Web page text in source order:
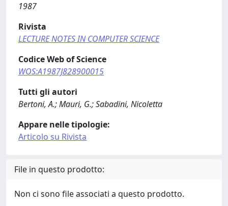
1987
Rivista
LECTURE NOTES IN COMPUTER SCIENCE
Codice Web of Science
WOS:A1987J828900015
Tutti gli autori
Bertoni, A.; Mauri, G.; Sabadini, Nicoletta
Appare nelle tipologie:
Articolo su Rivista
File in questo prodotto:
Non ci sono file associati a questo prodotto.